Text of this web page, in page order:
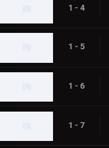
1 - 4
1 - 5
1 - 6
1 - 7